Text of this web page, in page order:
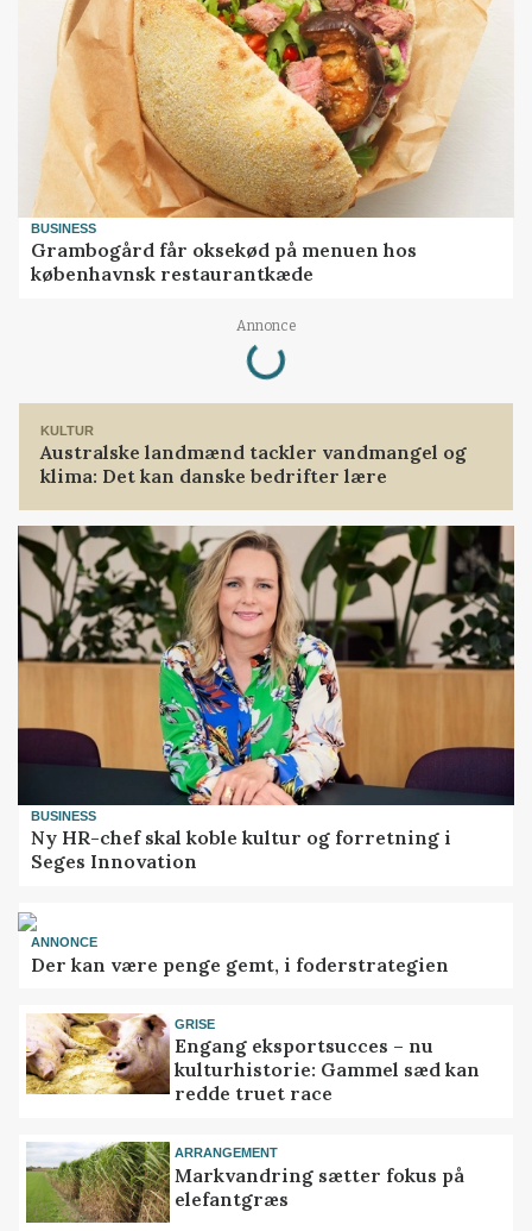
BUSINESS
Grambogård får oksekød på menuen hos
københavnsk restaurantkæde
Annonce
Loading...
KULTUR
Australske landmænd tackler vandmangel og
klima: Det kan danske bedrifter lære
BUSINESS
Ny HR-chef skal koble kultur og forretning i
Seges Innovation
ANNONCE
Der kan være penge gemt, i foderstrategien
GRISE
Engang eksportsucces – nu
kulturhistorie: Gammel sæd kan
redde truet race
ARRANGEMENT
Markvandring sætter fokus på
elefantgræs